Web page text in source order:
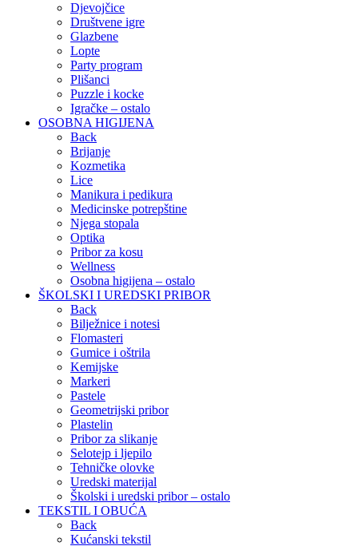
Djevojčice
Društvene igre
Glazbene
Lopte
Party program
Plišanci
Puzzle i kocke
Igračke – ostalo
OSOBNA HIGIJENA
Back
Brijanje
Kozmetika
Lice
Manikura i pedikura
Medicinske potrepštine
Njega stopala
Optika
Pribor za kosu
Wellness
Osobna higijena – ostalo
ŠKOLSKI I UREDSKI PRIBOR
Back
Bilježnice i notesi
Flomasteri
Gumice i oštrila
Kemijske
Markeri
Pastele
Geometrijski pribor
Plastelin
Pribor za slikanje
Selotejp i ljepilo
Tehničke olovke
Uredski materijal
Školski i uredski pribor – ostalo
TEKSTIL I OBUĆA
Back
Kućanski tekstil